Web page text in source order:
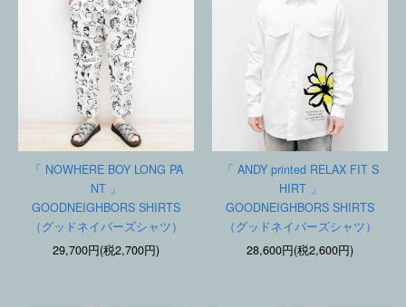
「 NOWHERE BOY LONG PA
NT 」
GOODNEIGHBORS SHIRTS
（グッドネイバーズシャツ）
29,700円(税2,700円)
「 ANDY printed RELAX FIT S
HIRT 」
GOODNEIGHBORS SHIRTS
（グッドネイバーズシャツ）
28,600円(税2,600円)